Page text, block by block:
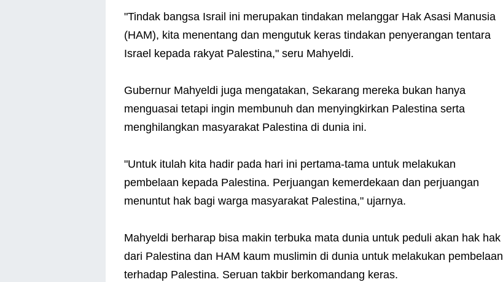
"Tindak bangsa Israil ini merupakan tindakan melanggar Hak Asasi Manusia
(HAM), kita menentang dan mengutuk keras tindakan penyerangan tentara
Israel kepada rakyat Palestina," seru Mahyeldi.
Gubernur Mahyeldi juga mengatakan, Sekarang mereka bukan hanya
menguasai tetapi ingin membunuh dan menyingkirkan Palestina serta
menghilangkan masyarakat Palestina di dunia ini.
"Untuk itulah kita hadir pada hari ini pertama-tama untuk melakukan
pembelaan kepada Palestina. Perjuangan kemerdekaan dan perjuangan
menuntut hak bagi warga masyarakat Palestina," ujarnya.
Mahyeldi berharap bisa makin terbuka mata dunia untuk peduli akan hak hak
dari Palestina dan HAM kaum muslimin di dunia untuk melakukan pembelaan
terhadap Palestina. Seruan takbir berkomandang keras.